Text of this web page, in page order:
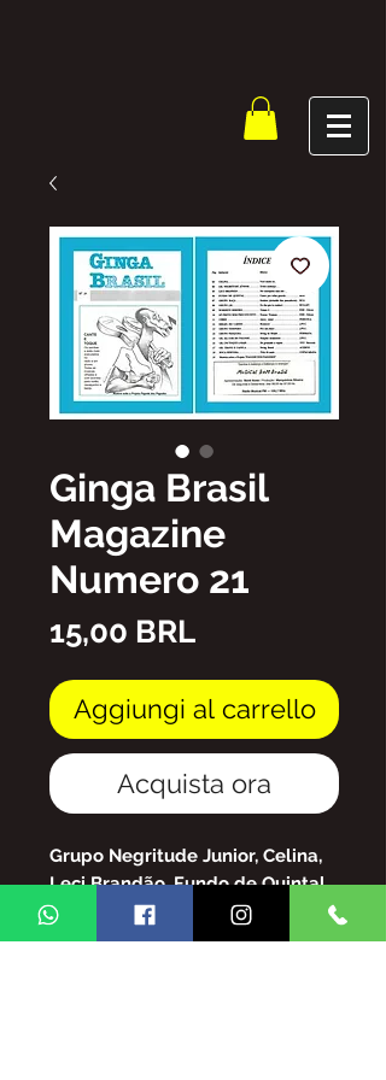
Ginga Brasil
Magazine
Numero 21
15,00 BRLPrezzo
Aggiungi al carrello
Acquista ora
Grupo Negritude Junior, Celina,
Leci Brandão, Fundo de Quintal,
Grupo Raça, Roberto Ribeiro, So
Preto Without Prejudice e molti